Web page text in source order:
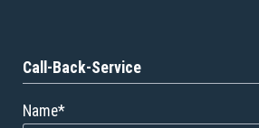
Call-Back-Service
Pflichtfeld
Name*